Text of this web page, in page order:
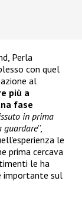
Perla
con quel
al
più a
fase
in prima
guardare”,
le
prima cercava
le ha
importante sul